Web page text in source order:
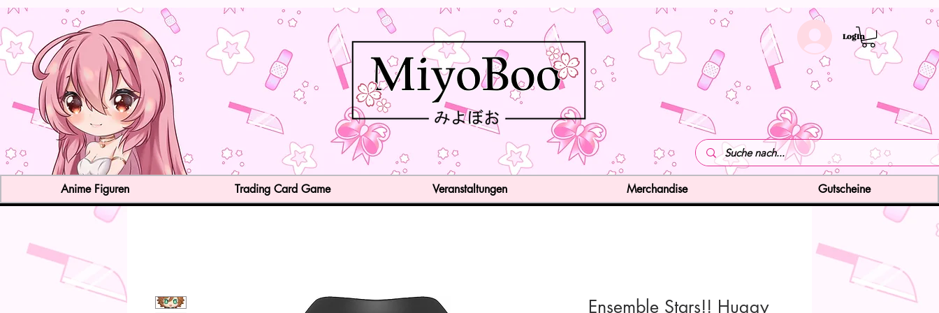
LogIn
Ensemble Stars!! Huggy
Anime Figuren Trading Card Game Veranstaltungen Merchandise Gutscheine